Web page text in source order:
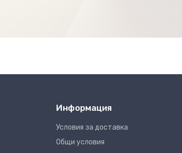
Информация
Условия за доставка
Общи условия